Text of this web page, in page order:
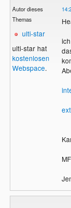
Autor dieses
Themas
ulti-star
ulti-star hat
kostenlosen
Webspace.